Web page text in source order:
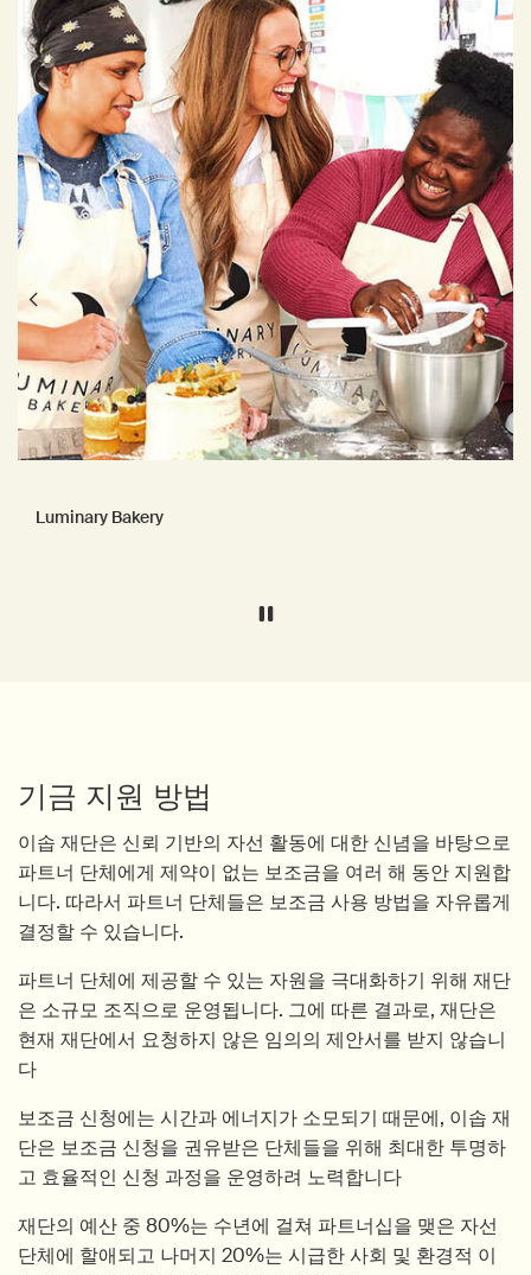
Luminary Bakery
기금 지원 방법
이솝 재단은 신뢰 기반의 자선 활동에 대한 신념을 바탕으로
파트너 단체에게 제약이 없는 보조금을 여러 해 동안 지원합
니다. 따라서 파트너 단체들은 보조금 사용 방법을 자유롭게
결정할 수 있습니다.
파트너 단체에 제공할 수 있는 자원을 극대화하기 위해 재단
은 소규모 조직으로 운영됩니다. 그에 따른 결과로, 재단은
현재 재단에서 요청하지 않은 임의의 제안서를 받지 않습니
다
보조금 신청에는 시간과 에너지가 소모되기 때문에, 이솝 재
단은 보조금 신청을 권유받은 단체들을 위해 최대한 투명하
고 효율적인 신청 과정을 운영하려 노력합니다
재단의 예산 중 80%는 수년에 걸쳐 파트너십을 맺은 자선
단체에 할애되고 나머지 20%는 시급한 사회 및 환경적 이